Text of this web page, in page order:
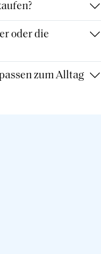
oder die
zum Alltag